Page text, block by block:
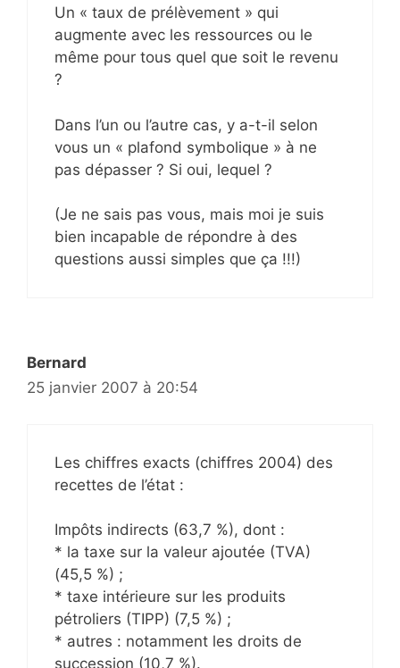
Un « taux de prélèvement » qui
augmente avec les ressources ou le
même pour tous quel que soit le revenu
?
Dans l’un ou l’autre cas, y a-t-il selon
vous un « plafond symbolique » à ne
pas dépasser ? Si oui, lequel ?
(Je ne sais pas vous, mais moi je suis
bien incapable de répondre à des
questions aussi simples que ça !!!)
Bernard
25 janvier 2007 à 20:54
Les chiffres exacts (chiffres 2004) des
recettes de l’état :
Impôts indirects (63,7 %), dont :
* la taxe sur la valeur ajoutée (TVA)
(45,5 %) ;
* taxe intérieure sur les produits
pétroliers (TIPP) (7,5 %) ;
* autres : notamment les droits de
succession (10,7 %).